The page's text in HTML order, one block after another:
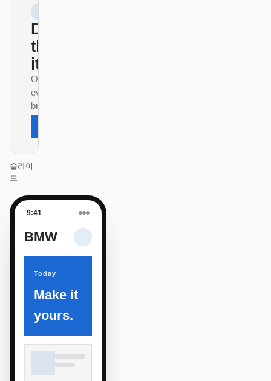
KEYNOTE
Design
that ships
itself.
One DESIGN.md —
every surface on-
brand.
슬라이
드
9:41
BMW
Today
Make it
yours.